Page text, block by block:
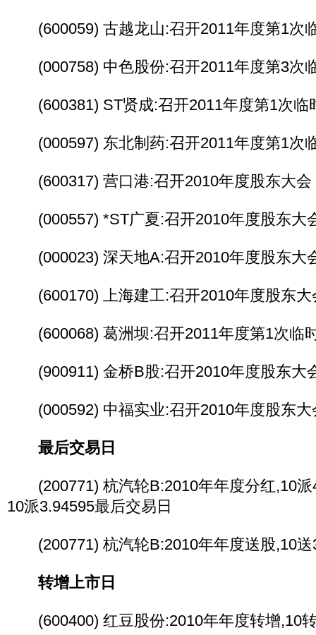
(600059) 古越龙山:召开2011年度第1次
(000758) 中色股份:召开2011年度第3次
(600381) ST贤成:召开2011年度第1次临
(000597) 东北制药:召开2011年度第1次
(600317) 营口港:召开2010年度股东大会
(000557) *ST广夏:召开2010年度股东大
(000023) 深天地A:召开2010年度股东大
(600170) 上海建工:召开2010年度股东大
(600068) 葛洲坝:召开2011年度第1次临
(900911) 金桥B股:召开2010年度股东大
(000592) 中福实业:召开2010年度股东大
最后交易日
(200771) 杭汽轮B:2010年年度分红,10派
10派3.94595最后交易日
(200771) 杭汽轮B:2010年年度送股,10送
转增上市日
(600400) 红豆股份:2010年年度转增,10